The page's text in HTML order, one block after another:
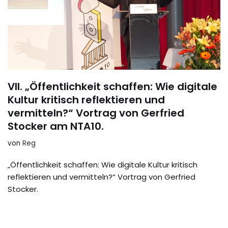
VII. „Öffentlichkeit schaffen: Wie digitale
Kultur kritisch reflektieren und
vermitteln?“ Vortrag von Gerfried
Stocker am NTA10.
von Reg
„Öffentlichkeit schaffen: Wie digitale Kultur kritisch
reflektieren und vermitteln?“ Vortrag von Gerfried
Stocker.